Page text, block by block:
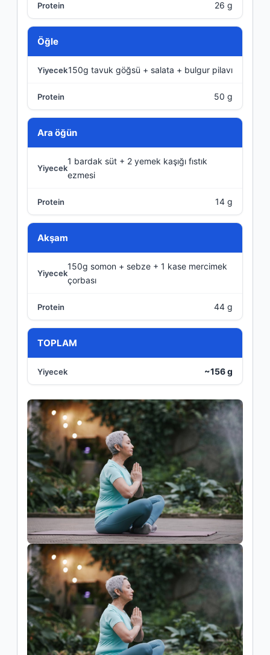
26 g
Öğle
150g tavuk göğsü + salata + bulgur pilavı
50 g
Ara öğün
1 bardak süt + 2 yemek kaşığı fıstık
ezmesi
14 g
Akşam
150g somon + sebze + 1 kase mercimek
çorbası
44 g
TOPLAM
~156 g